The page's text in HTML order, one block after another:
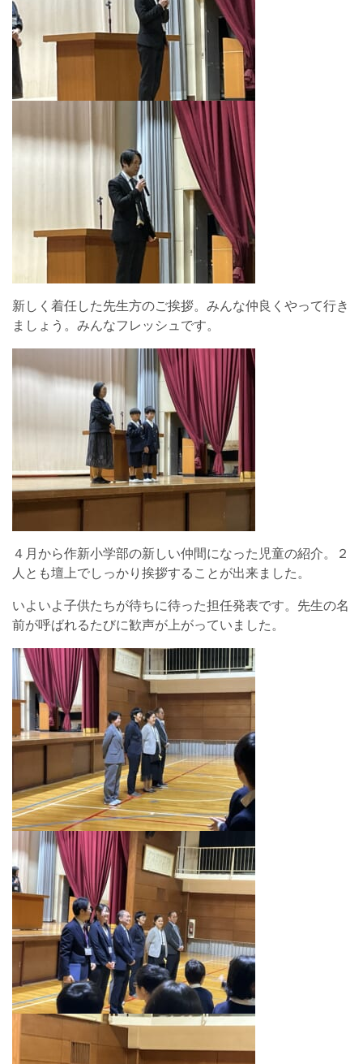
新しく着任した先生方のご挨拶。みんな仲良くやって行き
ましょう。みんなフレッシュです。
４月から作新小学部の新しい仲間になった児童の紹介。２
人とも壇上でしっかり挨拶することが出来ました。
いよいよ子供たちが待ちに待った担任発表です。先生の名
前が呼ばれるたびに歓声が上がっていました。